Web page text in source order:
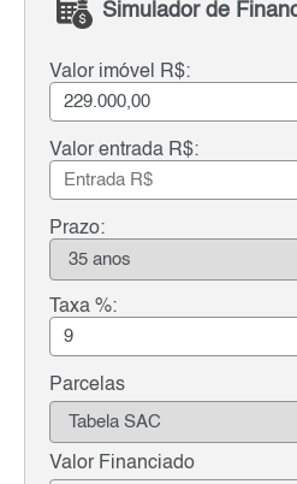
Simulador de
Valor imóvel R$:
Valor entrada R$:
Prazo:
Taxa %:
Parcelas
Valor Financiado